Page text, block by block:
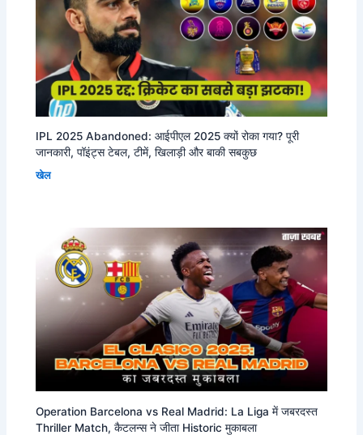
IPL 2025 Abandoned: आईपीएल 2025 क्यों रोका गया? पूरी
जानकारी, पॉइंट्स टेबल, टीमें, खिलाड़ी और बाकी सबकुछ
खेल
Operation Barcelona vs Real Madrid: La Liga में जबरदस्त
Thriller Match, कैटलन्स ने जीता Historic मुकाबला